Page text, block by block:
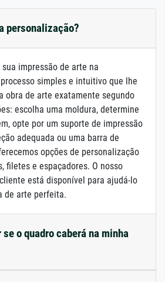
personalização?
impressão de arte na
simples e intuitivo que lhe
obra de arte exatamente segundo
escolha uma moldura, determine
opte por um suporte de impressão
adequada ou uma barra de
opções de personalização
filetes e espaçadores. O nosso
está disponível para ajudá-lo
de arte perfeita.
o quadro caberá na minha